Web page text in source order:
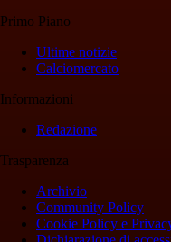
Primo Piano
Ultime notizie
Calciomercato
Informazioni
Redazione
Trasparenza
Archivio
Community Policy
Cookie Policy e